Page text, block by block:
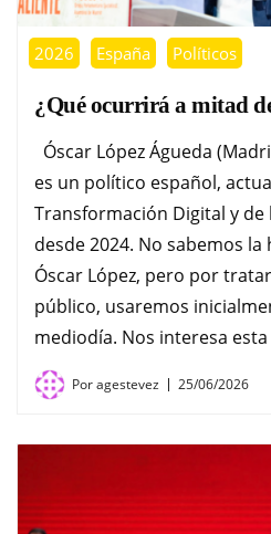
2026 España Políticos
¿Qué ocurrirá a mitad
Óscar López Águeda
es un político español,
Transformación Digital y de
desde 2024. No sabemos
Óscar López, pero por
público, usaremos
mediodía. Nos interesa
Poragestevez 25/06/2026